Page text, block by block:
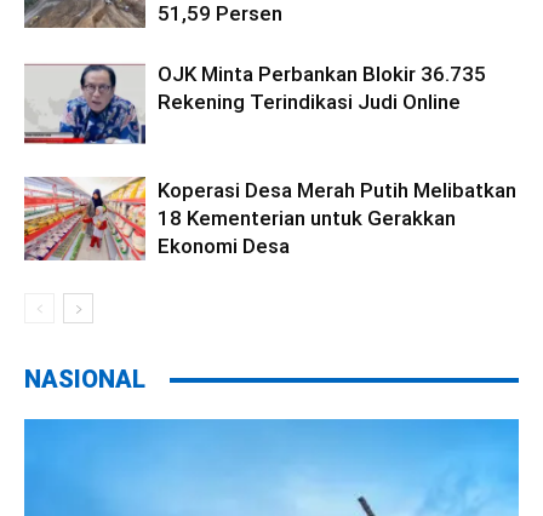
51,59 Persen
OJK Minta Perbankan Blokir 36.735
Rekening Terindikasi Judi Online
Koperasi Desa Merah Putih Melibatkan
18 Kementerian untuk Gerakkan
Ekonomi Desa
NASIONAL